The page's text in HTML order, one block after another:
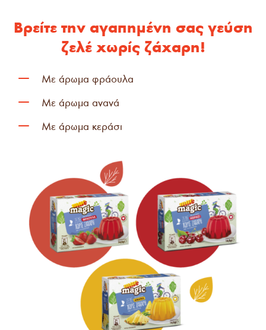
Βρείτε την αγαπημένη σας γεύση
ζελέ χωρίς ζάχαρη!
K
Mε άρωµα φράουλα
K Με άρωµα ανανά
K Με άρωµα κεράσι